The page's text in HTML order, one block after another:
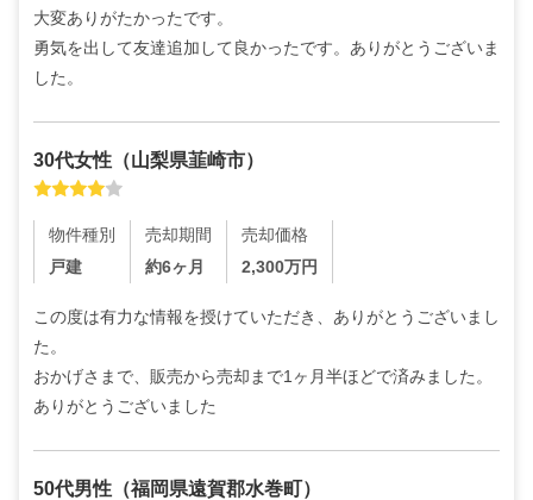
大変ありがたかったです。
勇気を出して友達追加して良かったです。ありがとうございま
した。
30代女性 （山梨県韮崎市）
物件種別
戸建
売却期間
約6ヶ月
売却価格
2,300万円
この度は有力な情報を授けていただき、ありがとうございまし
た。
おかげさまで、販売から売却まで1ヶ月半ほどで済みました。
ありがとうございました
50代男性 （福岡県遠賀郡水巻町）